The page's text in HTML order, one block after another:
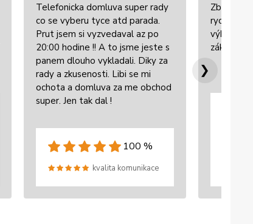
Telefonicka domluva super rady
co se vyberu tyce atd parada.
Prut jsem si vyzvedaval az po
20:00 hodine !! A to jsme jeste s
panem dlouho vykladali. Diky za
rady a zkusenosti. Libi se mi
ochota a domluva za me obchod
super. Jen tak dal !
100 %
kvalita komunikace
Zboží
rychle
výbornou
❯